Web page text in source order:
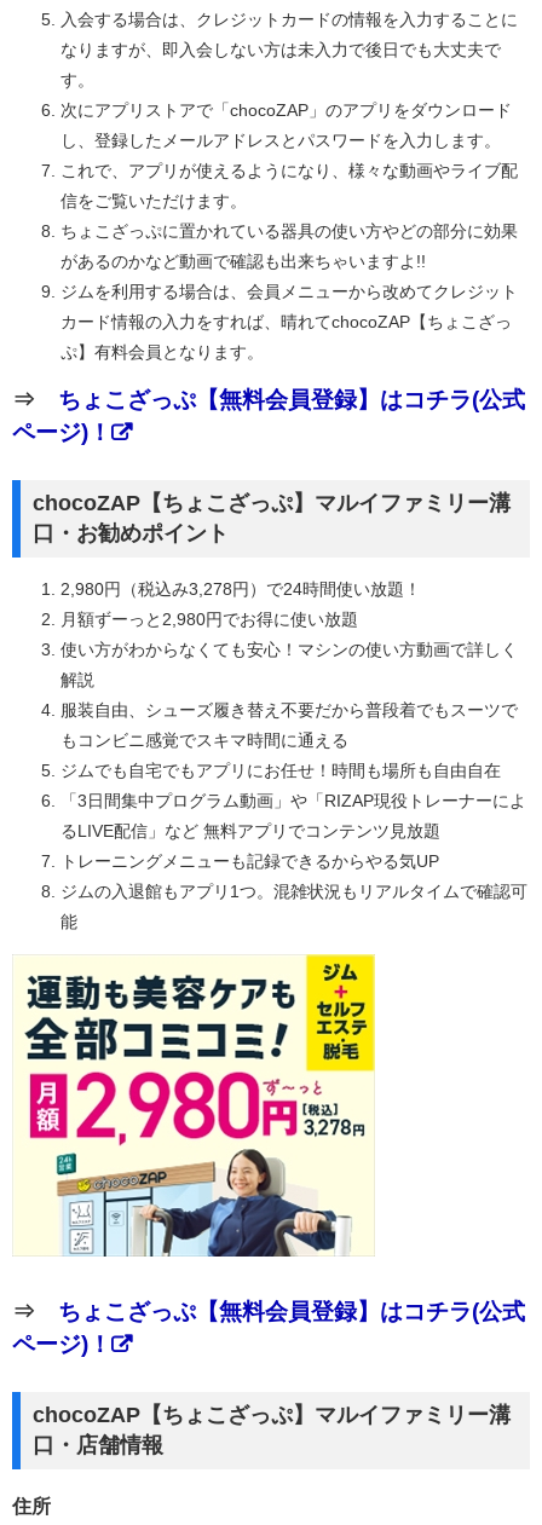
入会する場合は、クレジットカードの情報を入力することに
なりますが、即入会しない方は未入力で後日でも大丈夫で
す。
次にアプリストアで「chocoZAP」のアプリをダウンロード
し、登録したメールアドレスとパスワードを入力します。
これで、アプリが使えるようになり、様々な動画やライブ配
信をご覧いただけます。
ちょこざっぷに置かれている器具の使い方やどの部分に効果
があるのかなど動画で確認も出来ちゃいますよ!!
ジムを利用する場合は、会員メニューから改めてクレジット
カード情報の入力をすれば、晴れてchocoZAP【ちょこざっ
ぷ】有料会員となります。
⇒ ちょこざっぷ【無料会員登録】はコチラ(公式
ページ)！
chocoZAP【ちょこざっぷ】マルイファミリー溝
口・お勧めポイント
2,980円（税込み3,278円）で24時間使い放題！
月額ずーっと2,980円でお得に使い放題
使い方がわからなくても安心！マシンの使い方動画で詳しく
解説
服装自由、シューズ履き替え不要だから普段着でもスーツで
もコンビニ感覚でスキマ時間に通える
ジムでも自宅でもアプリにお任せ！時間も場所も自由自在
「3日間集中プログラム動画」や「RIZAP現役トレーナーによ
るLIVE配信」など 無料アプリでコンテンツ見放題
トレーニングメニューも記録できるからやる気UP
ジムの入退館もアプリ1つ。混雑状況もリアルタイムで確認可
能
⇒ ちょこざっぷ【無料会員登録】はコチラ(公式
ページ)！
chocoZAP【ちょこざっぷ】マルイファミリー溝
口・店舗情報
住所